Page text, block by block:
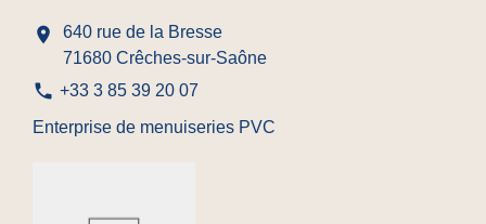
location_on
640 rue de la Bresse
71680 Crêches-sur-Saône
phone +33 3 85 39 20 07
Enterprise de menuiseries PVC